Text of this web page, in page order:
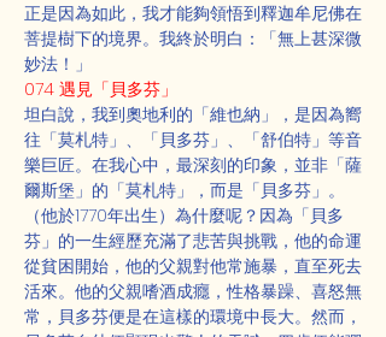
正是因為如此，我才能夠領悟到釋迦牟尼佛在
菩提樹下的境界。我終於明白：「無上甚深微
妙法！」
074 遇見「貝多芬」
坦白說，我到奧地利的「維也納」，是因為嚮
往「莫札特」、「貝多芬」、「舒伯特」等音
樂巨匠。在我心中，最深刻的印象，並非「薩
爾斯堡」的「莫札特」，而是「貝多芬」。
（他於1770年出生）為什麼呢？因為「貝多
芬」的一生經歷充滿了悲苦與挑戰，他的命運
從貧困開始，他的父親對他常施暴，直至死去
活來。他的父親嗜酒成癮，性格暴躁、喜怒無
常，貝多芬便是在這樣的環境中長大。然而，